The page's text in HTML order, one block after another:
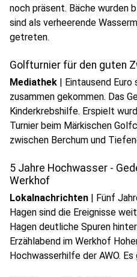
noch präsent. Bäche wurden
sind als verheerende
getreten.
Golfturnier für den guten
Mediathek | Eintausend Euro
zusammen gekommen. Das
Kinderkrebshilfe. Erspielt
Turnier beim Märkischen
zwischen Berchum und
5 Jahre Hochwasser -
Werkhof
Lokalnachrichten | Fünf
Hagen sind die Ereignisse
Hagen deutliche Spuren
Erzählabend im Werkhof
Hochwasserhilfe der AWO.